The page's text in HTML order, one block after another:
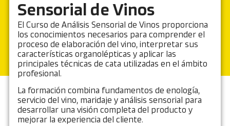
Sensorial de Vinos
El Curso de Análisis Sensorial de Vinos proporciona
los conocimientos necesarios para comprender el
proceso de elaboración del vino, interpretar sus
características organolépticas y aplicar las
principales técnicas de cata utilizadas en el ámbito
profesional.
La formación combina fundamentos de enología,
servicio del vino, maridaje y análisis sensorial para
desarrollar una visión completa del producto y
mejorar la experiencia del cliente.